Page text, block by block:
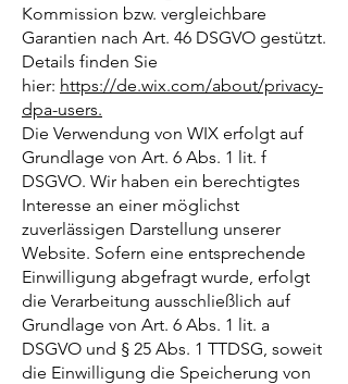
Kommission bzw. vergleichbare
Garantien nach Art. 46 DSGVO gestützt.
Details finden Sie
hier: https://de.wix.com/about/privacy-
dpa-users.
Die Verwendung von WIX erfolgt auf
Grundlage von Art. 6 Abs. 1 lit. f
DSGVO. Wir haben ein berechtigtes
Interesse an einer möglichst
zuverlässigen Darstellung unserer
Website. Sofern eine entsprechende
Einwilligung abgefragt wurde, erfolgt
die Verarbeitung ausschließlich auf
Grundlage von Art. 6 Abs. 1 lit. a
DSGVO und § 25 Abs. 1 TTDSG, soweit
die Einwilligung die Speicherung von